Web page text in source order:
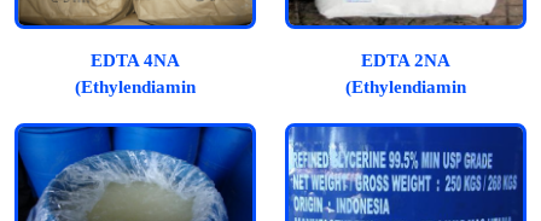
EDTA 4NA
(Ethylendiamin
EDTA 2NA
(Ethylendiamin